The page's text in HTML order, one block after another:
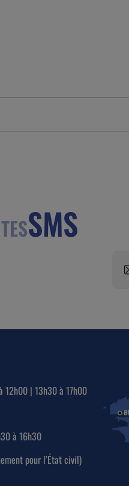
SMS
| 13h30 à 17h00
à 16h30
pour l’État civil)